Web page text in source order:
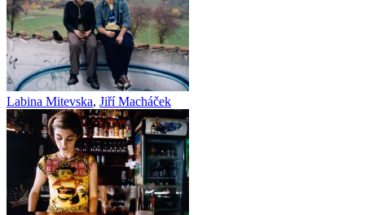
Labina Mitevska, Jiří Macháček